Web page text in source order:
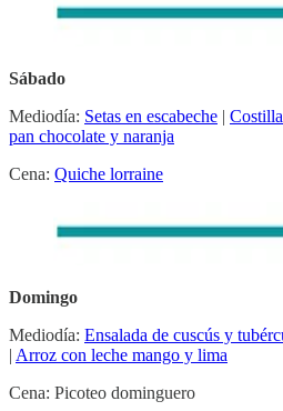
Sábado
Mediodía: Setas en escabeche |
pan chocolate y naranja
Cena: Quiche lorraine
Domingo
Mediodía: Ensalada de cuscús y
| Arroz con leche mango y lima
Cena: Picoteo dominguero